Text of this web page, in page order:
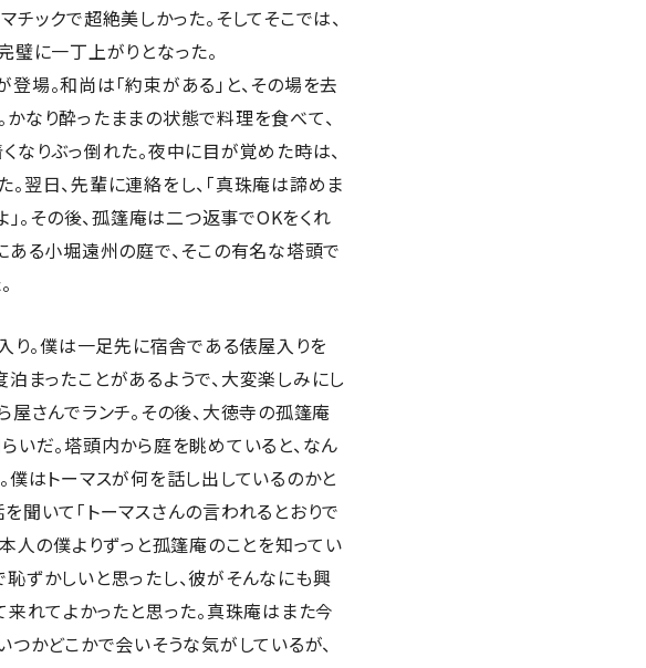
ックで超絶美しかった。そしてそこでは、
璧に一丁上がりとなった。
場。和尚は「約束がある」と、その場を去
なり酔ったままの状態で料理を食べて、
なりぶっ倒れた。夜中に目が覚めた時は、
翌日、先輩に連絡をし、「真珠庵は諦めま
」。その後、孤篷庵は二つ返事でOKをくれ
ある小堀遠州の庭で、そこの有名な塔頭で
り。僕は一足先に宿舎である俵屋入りを
まったことがあるようで、大変楽しみにし
さんでランチ。その後、大徳寺の孤篷庵
いだ。塔頭内から庭を眺めていると、なん
僕はトーマスが何を話し出しているのかと
聞いて「トーマスさんの言われるとおりで
人の僕よりずっと孤篷庵のことを知ってい
ずかしいと思ったし、彼がそんなにも興
来れてよかったと思った。真珠庵はまた今
かどこかで会いそうな気がしているが、